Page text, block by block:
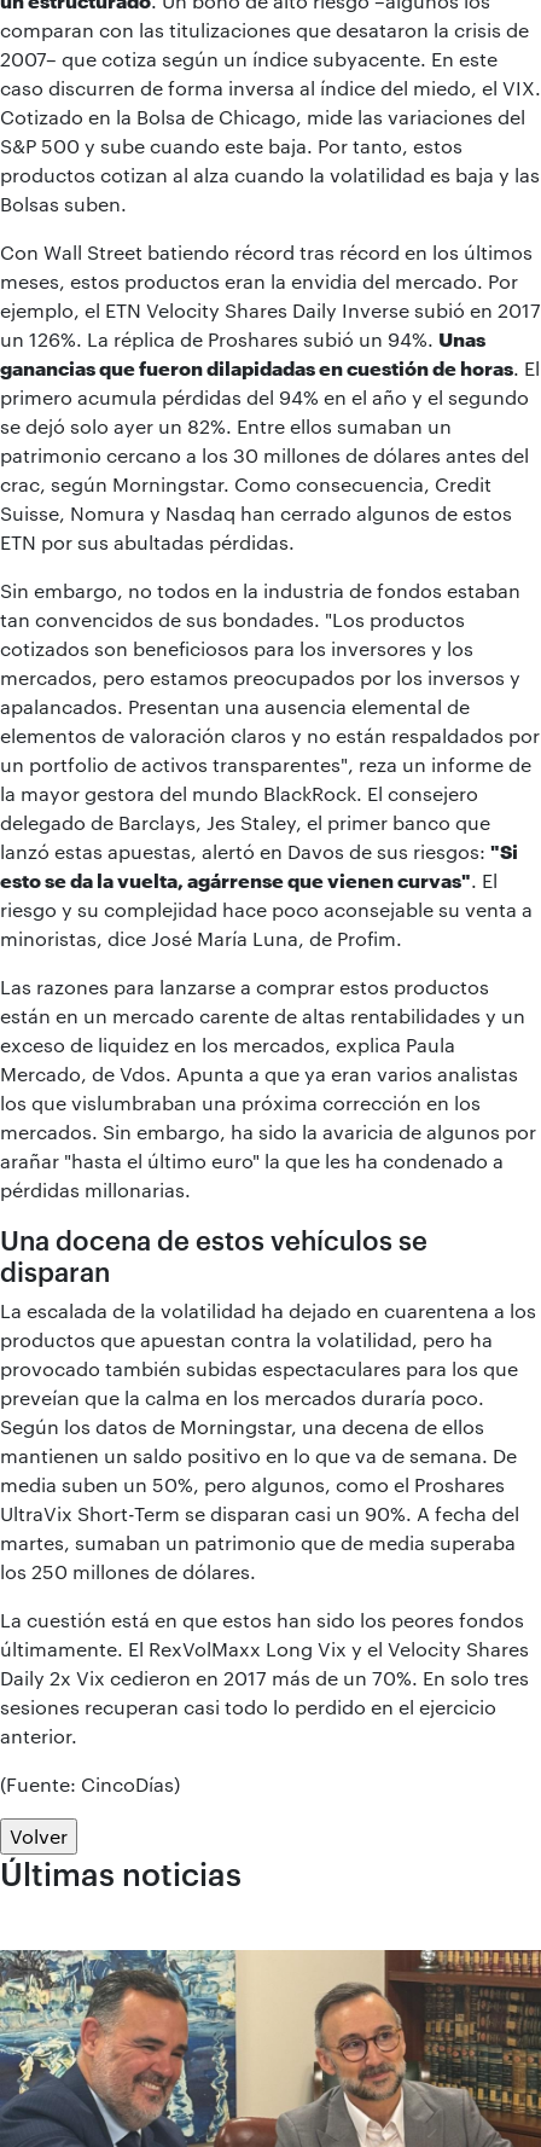
comparan con las titulizaciones que desataron la crisis de
2007– que cotiza según un índice subyacente. En este
caso discurren de forma inversa al índice del miedo, el VIX.
Cotizado en la Bolsa de Chicago, mide las variaciones del
S&P 500 y sube cuando este baja. Por tanto, estos
productos cotizan al alza cuando la volatilidad es baja y las
Bolsas suben.
Con Wall Street batiendo récord tras récord en los últimos
meses, estos productos eran la envidia del mercado. Por
ejemplo, el ETN Velocity Shares Daily Inverse subió en 2017
un 126%. La réplica de Proshares subió un 94%. Unas
ganancias que fueron dilapidadas en cuestión de horas . El
primero acumula pérdidas del 94% en el año y el segundo
se dejó solo ayer un 82%. Entre ellos sumaban un
patrimonio cercano a los 30 millones de dólares antes del
crac, según Morningstar. Como consecuencia, Credit
Suisse, Nomura y Nasdaq han cerrado algunos de estos
ETN por sus abultadas pérdidas.
Sin embargo, no todos en la industria de fondos estaban
tan convencidos de sus bondades. "Los productos
cotizados son beneficiosos para los inversores y los
mercados, pero estamos preocupados por los inversos y
apalancados. Presentan una ausencia elemental de
elementos de valoración claros y no están respaldados por
un portfolio de activos transparentes", reza un informe de
la mayor gestora del mundo BlackRock. El consejero
delegado de Barclays, Jes Staley, el primer banco que
lanzó estas apuestas, alertó en Davos de sus riesgos: "Si
esto se da la vuelta, agárrense que vienen curvas" . El
riesgo y su complejidad hace poco aconsejable su venta a
minoristas, dice José María Luna, de Profim.
Las razones para lanzarse a comprar estos productos
están en un mercado carente de altas rentabilidades y un
exceso de liquidez en los mercados, explica Paula
Mercado, de Vdos. Apunta a que ya eran varios analistas
los que vislumbraban una próxima corrección en los
mercados. Sin embargo, ha sido la avaricia de algunos por
arañar "hasta el último euro" la que les ha condenado a
pérdidas millonarias.
Una docena de estos vehículos se
disparan
La escalada de la volatilidad ha dejado en cuarentena a los
productos que apuestan contra la volatilidad, pero ha
provocado también subidas espectaculares para los que
preveían que la calma en los mercados duraría poco.
Según los datos de Morningstar, una decena de ellos
mantienen un saldo positivo en lo que va de semana. De
media suben un 50%, pero algunos, como el Proshares
UltraVix Short-Term se disparan casi un 90%. A fecha del
martes, sumaban un patrimonio que de media superaba
los 250 millones de dólares.
La cuestión está en que estos han sido los peores fondos
últimamente. El RexVolMaxx Long Vix y el Velocity Shares
Daily 2x Vix cedieron en 2017 más de un 70%. En solo tres
sesiones recuperan casi todo lo perdido en el ejercicio
anterior.
(Fuente: CincoDías)
Volver
Últimas noticias